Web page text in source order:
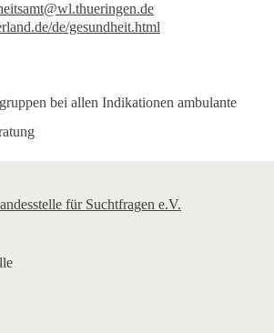
de/gesundheit.html
bei allen Indikationen ambulante